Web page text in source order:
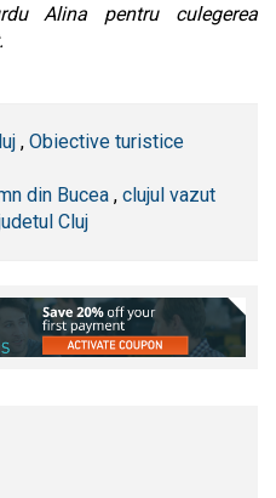
Alina pentru culegerea
, Obiective turistice
din Bucea , clujul vazut
Cluj